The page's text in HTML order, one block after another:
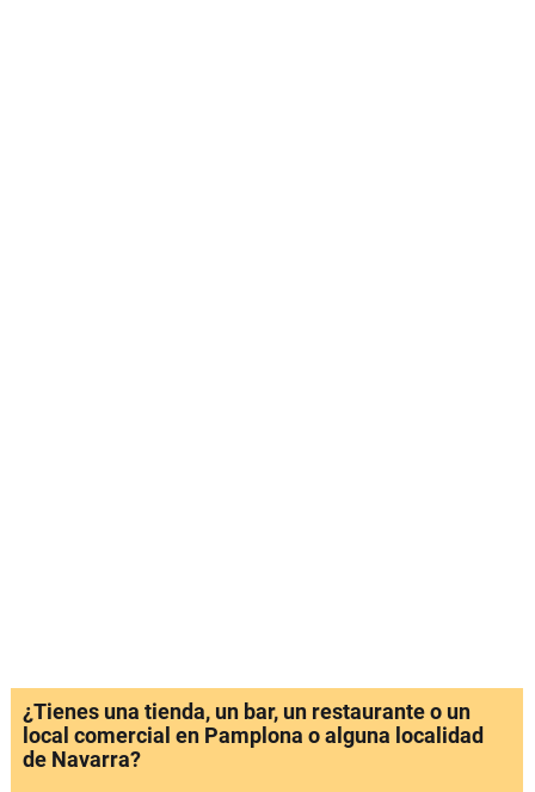
¿Tienes una tienda, un bar, un restaurante o un
local comercial en Pamplona o alguna localidad
de Navarra?